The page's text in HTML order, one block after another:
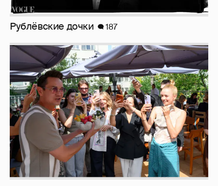
Анастасия Гребенкина, Женя Малахова,
Оксана Русланова и другие гости
фестиваля «Баланс вкуса и ритма»:
рассматриваем летние образы